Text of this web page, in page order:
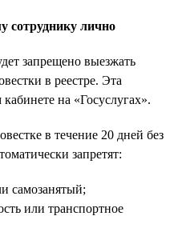
сотруднику лично
запрещено выезжать
в реестре. Эта
на «Госуслугах».
в течение 20 дней без
запретят:
самозанятый;
или транспортное